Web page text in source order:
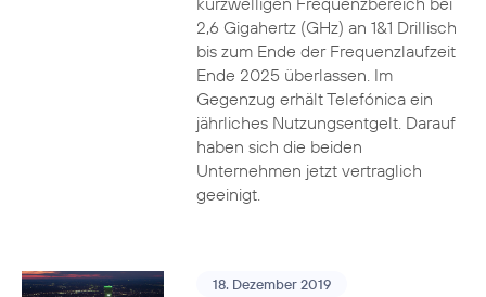
2,6 Gigahertz (GHz) an 1&1 Drillisch
bis zum Ende der Frequenzlaufzeit
Ende 2025 überlassen. Im
Gegenzug erhält Telefónica ein
jährliches Nutzungsentgelt. Darauf
haben sich die beiden
Unternehmen jetzt vertraglich
geeinigt.
18. Dezember 2019